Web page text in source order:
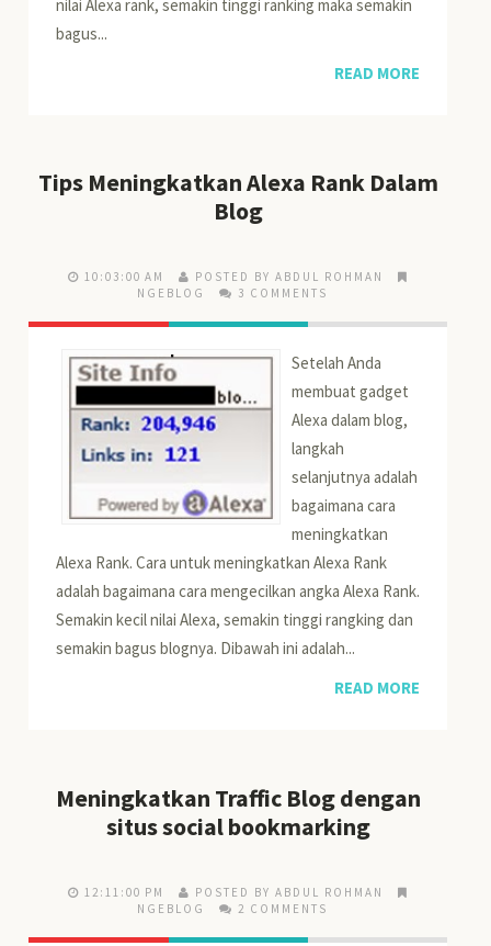
nilai Alexa rank, semakin tinggi ranking maka semakin
bagus...
READ MORE
Tips Meningkatkan Alexa Rank Dalam
Blog
10:03:00 AM
POSTED BY ABDUL ROHMAN
NGEBLOG
3 COMMENTS
Setelah Anda
membuat gadget
Alexa dalam blog,
langkah
selanjutnya adalah
bagaimana cara
meningkatkan
Alexa Rank. Cara untuk meningkatkan Alexa Rank
adalah bagaimana cara mengecilkan angka Alexa Rank.
Semakin kecil nilai Alexa, semakin tinggi rangking dan
semakin bagus blognya. Dibawah ini adalah...
READ MORE
Meningkatkan Traffic Blog dengan
situs social bookmarking
12:11:00 PM
POSTED BY ABDUL ROHMAN
NGEBLOG
2 COMMENTS